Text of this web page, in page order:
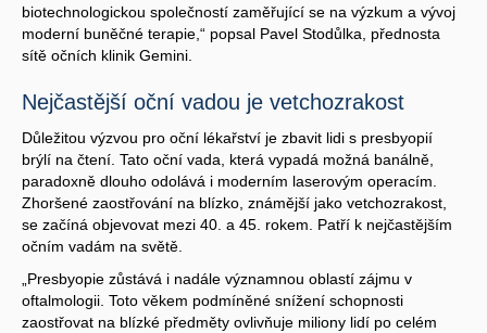
biotechnologickou společností zaměřující se na výzkum a vývoj
moderní buněčné terapie,“ popsal Pavel Stodůlka, přednosta
sítě očních klinik Gemini.
Nejčastější oční vadou je vetchozrakost
Důležitou výzvou pro oční lékařství je zbavit lidi s presbyopií
brýlí na čtení. Tato oční vada, která vypadá možná banálně,
paradoxně dlouho odolává i moderním laserovým operacím.
Zhoršené zaostřování na blízko, známější jako vetchozrakost,
se začíná objevovat mezi 40. a 45. rokem. Patří k nejčastějším
očním vadám na světě.
„Presbyopie zůstává i nadále významnou oblastí zájmu v
oftalmologii. Toto věkem podmíněné snížení schopnosti
zaostřovat na blízké předměty ovlivňuje miliony lidí po celém